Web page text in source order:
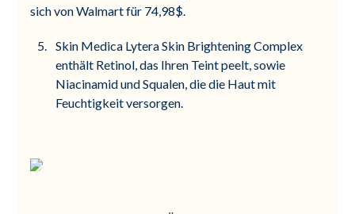
sich von Walmart für 74,98$.
Skin Medica Lytera Skin Brightening Complex
enthält Retinol, das Ihren Teint peelt, sowie
Niacinamid und Squalen, die die Haut mit
Feuchtigkeit versorgen.